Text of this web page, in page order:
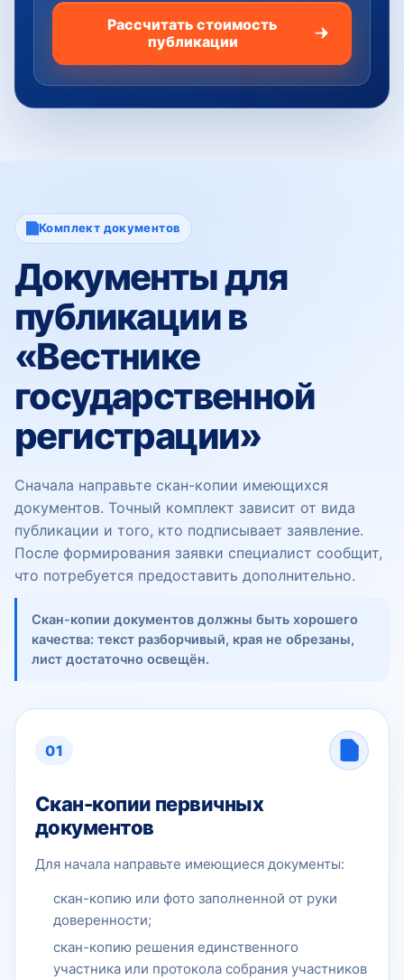
Рассчитать стоимость
публикации
Комплект документов
Документы для
публикации в
«Вестнике
государственной
регистрации»
Сначала направьте скан-копии имеющихся
документов. Точный комплект зависит от вида
публикации и того, кто подписывает заявление.
После формирования заявки специалист сообщит,
что потребуется предоставить дополнительно.
Скан-копии документов должны быть хорошего
качества: текст разборчивый, края не обрезаны,
лист достаточно освещён.
01
Скан-копии первичных
документов
Для начала направьте имеющиеся документы:
скан-копию или фото заполненной от руки
доверенности;
скан-копию решения единственного
участника или протокола собрания участников